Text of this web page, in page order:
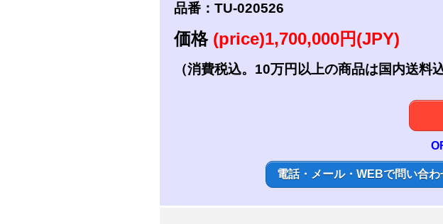
品番：TU-020526
価格 (price)1,700,000円(JPY)
（消費税込。10万円以上の商品は国内送料込
電話・メール・WEBで問い合わ